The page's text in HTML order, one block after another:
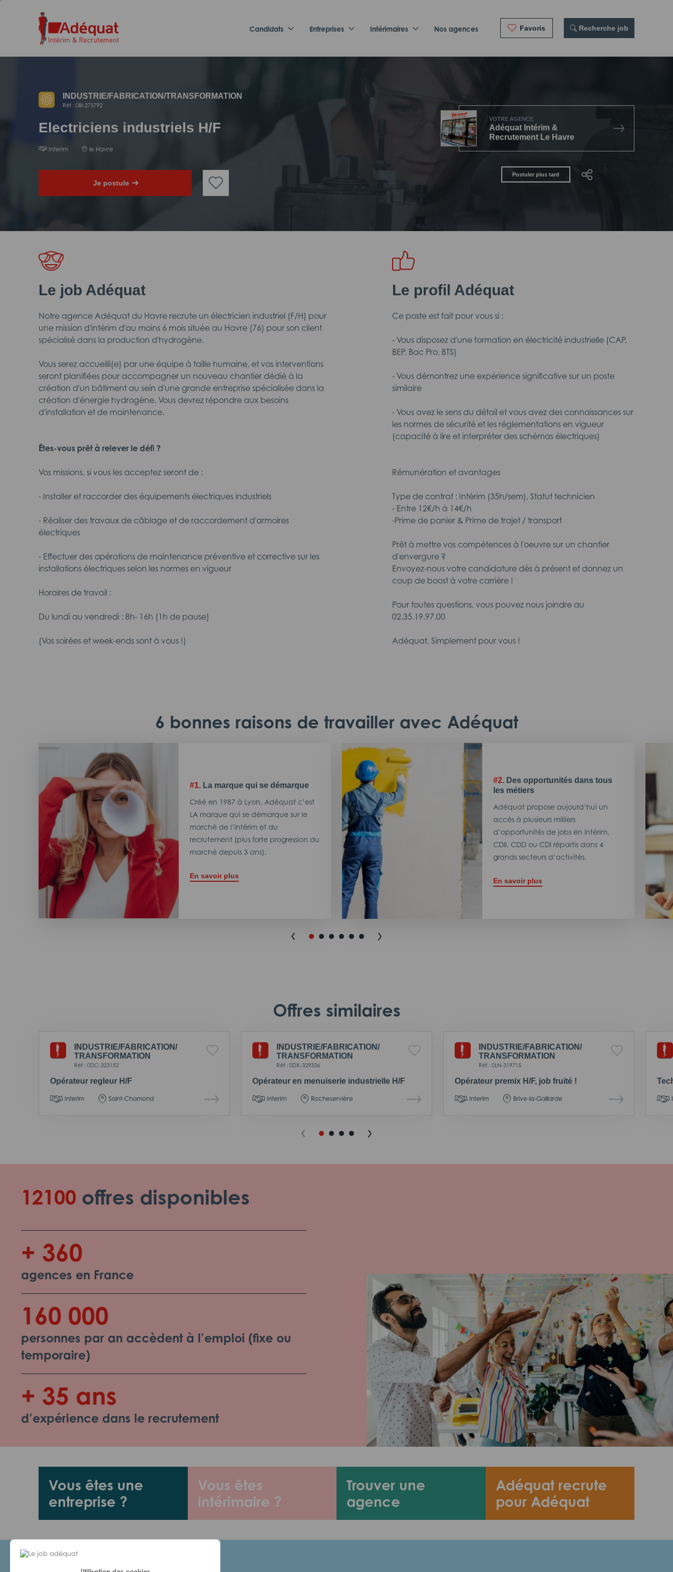
navigation
Candidats Entreprises Intérimaires Nos agences Favoris Recherche job
INDUSTRIE/FABRICATION/TRANSFORMATION
Réf : 0BI-275792
Electriciens industriels H/F
Interim le Havre
Je postule
VOTRE AGENCE
Adéquat Intérim &
Recrutement Le Havre
Postuler plus tard
Le job Adéquat
Notre agence Adéquat du Havre recrute un électricien industriel (F/H) pour
une mission d'intérim d'au moins 6 mois située au Havre (76) pour son client
spécialisé dans la production d'hydrogène.
Vous serez accueilli(e) par une équipe à taille humaine, et vos interventions
seront planifiées pour accompagner un nouveau chantier dédié à la
création d'un bâtiment au sein d'une grande entreprise spécialisée dans la
création d'énergie hydrogène. Vous devrez répondre aux besoins
d'installation et de maintenance.
Êtes-vous prêt à relever le défi ?
Vos missions, si vous les acceptez seront de :
- Installer et raccorder des équipements électriques industriels
- Réaliser des travaux de câblage et de raccordement d'armoires
électriques
- Effectuer des opérations de maintenance préventive et corrective sur les
installations électriques selon les normes en vigueur
Horaires de travail :
Du lundi au vendredi : 8h- 16h (1h de pause)
(Vos soirées et week-ends sont à vous !)
Le profil Adéquat
Ce poste est fait pour vous si :
- Vous disposez d'une formation en électricité industrielle (CAP,
BEP, Bac Pro, BTS)
- Vous démontrez une expérience significative sur un poste
similaire
- Vous avez le sens du détail et vous avez des connaissances sur
les normes de sécurité et les réglementations en vigueur
(capacité à lire et interpréter des schémas électriques)
Rémunération et avantages
Type de contrat : Intérim (35h/sem), Statut technicien
- Entre 12€/h à 14€/h
-Prime de panier & Prime de trajet / transport
Prêt à mettre vos compétences à l'oeuvre sur un chantier
d'envergure ?
Envoyez-nous votre candidature dès à présent et donnez un
coup de boost à votre carrière !
Pour toutes questions, vous pouvez nous joindre au
02.35.19.97.00
Adéquat, Simplement pour vous !
6 bonnes raisons de travailler avec Adéquat
#1. La marque qui se démarque
Créé en 1987 à Lyon, Adéquat c’est
LA marque qui se démarque sur le
marché de l’intérim et du
recrutement (plus forte progression du
marché depuis 3 ans).
En savoir plus
#2. Des opportunités dans tous
les métiers
Adéquat propose aujourd’hui un
accès à plusieurs milliers
d’opportunités de jobs en intérim,
CDII, CDD ou CDI répartis dans 4
grands secteurs d’activités.
En savoir plus
Offres similaires
INDUSTRIE/FABRICATION/
TRANSFORMATION
Réf : 0DC-323152
Opérateur regleur H/F
Interim Saint-Chamond
INDUSTRIE/FABRICATION/
TRANSFORMATION
Réf : 0DX-329336
Opérateur en menuiserie industrielle H/F
Interim Rocheservière
INDUSTRIE/FABRICATION/
TRANSFORMATION
Réf : 0LN-319715
Opérateur premix H/F, job fruité !
Interim Brive-la-Gaillarde
12100 offres disponibles
+ 360
agences en France
160 000
personnes par an accèdent à l’emploi (fixe ou
temporaire)
+ 35 ans
d’expérience dans le recrutement
Vous êtes une
entreprise ?
Vous êtes
intérimaire ?
Trouver une
agence
Adéquat recrute
pour Adéquat